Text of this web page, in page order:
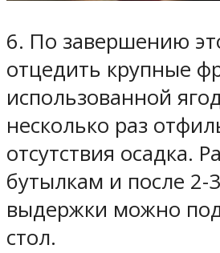
6. По завершению
отцедить крупные
использованной
несколько раз
отсутствия осадка.
бутылкам и после 2-
выдержки можно
стол.